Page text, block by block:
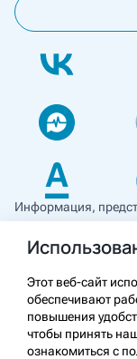
Информация,
использоваться
и не может служить
применением
с
о лекарственных
предназначена для
работников.
Этот веб-сайт
обеспечивают
повышения
чтобы принять
ознакомиться с